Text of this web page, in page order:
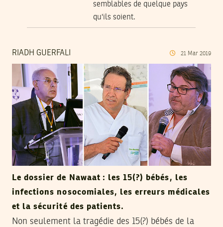
semblables de quelque pays
qu'ils soient.
RIADH GUERFALI 21 Mar 2019
Le dossier de Nawaat : les 15(?) bébés, les
infections nosocomiales, les erreurs médicales
et la sécurité des patients.
Non seulement la tragédie des 15(?) bébés de la